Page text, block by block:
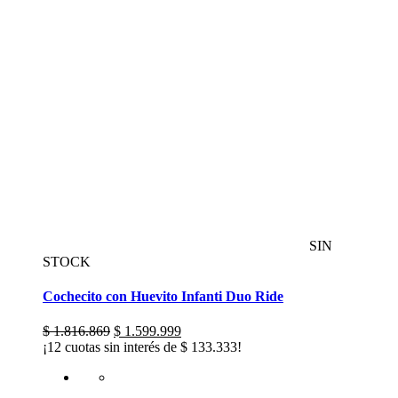
SIN
STOCK
Cochecito con Huevito Infanti Duo Ride
$1.816.869 El
precio
$ 1.599.999El
precio
¡12 cuotas sin interés de $ 133.333!